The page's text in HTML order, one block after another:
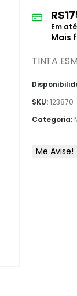
R$
Em até
Mais
TINTA
SKU:123870
Categoria:
Me Avise!